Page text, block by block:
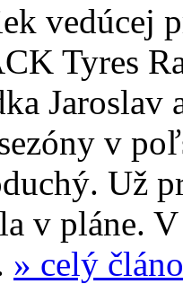
vedúcej
Tyres
v
Už
v pláne.
» celý